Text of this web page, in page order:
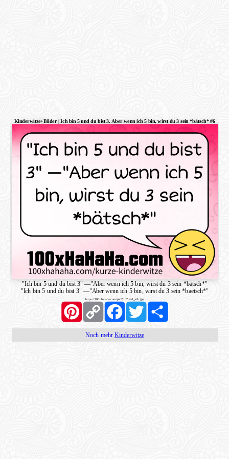
Kinderwitze+Bilder | Ich bin 5 und du bist 3. Aber wenn ich 5 bin, wirst du 3 sein *bätsch* #6
"Ich bin 5 und du bist 3" —"Aber wenn ich 5 bin, wirst du 3 sein *bätsch*"
"Ich bin 5 und du bist 3" —"Aber wenn ich 5 bin, wirst du 3 sein *baetsch*"
https://100xhahaha.com/pic!51b7dae1_sfb.jpg
PinterestCopy
Link
FacebookTwitter Share
Noch mehr Kinderwitze